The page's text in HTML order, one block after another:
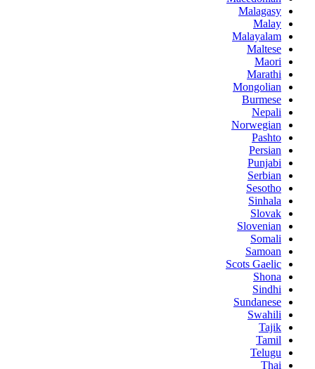
Malagasy
Malay
Malayalam
Maltese
Maori
Marathi
Mongolian
Burmese
Nepali
Norwegian
Pashto
Persian
Punjabi
Serbian
Sesotho
Sinhala
Slovak
Slovenian
Somali
Samoan
Scots Gaelic
Shona
Sindhi
Sundanese
Swahili
Tajik
Tamil
Telugu
Thai